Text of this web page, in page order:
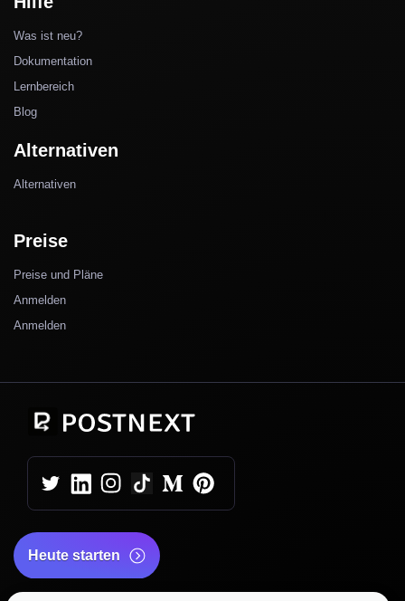
Was ist neu?
Dokumentation
Lernbereich
Blog
Alternativen
Alternativen
Preise
Preise und Pläne
Anmelden
Anmelden
Heute starten